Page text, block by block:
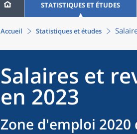
STATISTIQUES ET ÉTUDES
Accueil Statistiques et études
Salaires et
en 2023
Zone d'emploi 2020